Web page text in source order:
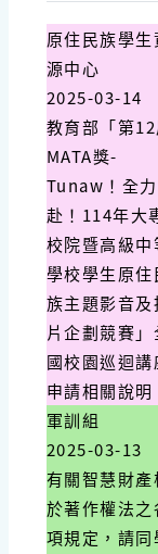
原住民族學生
源中心
2025-03-14
教育部「第12
MATA獎-
Tunaw！全
赴！114年大
校院暨高級中
學校學生原住
族主題影音及
片企劃競賽」
國校園巡迴講
申請相關說明
軍訓組
2025-03-13
有關智慧財產
於著作權法之
項規定，請同